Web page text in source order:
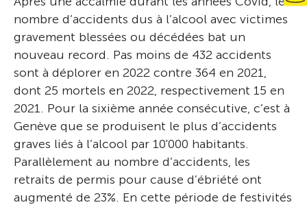
nombre d’accidents dus à l’alcool avec victimes
gravement blessées ou décédées bat un
nouveau record. Pas moins de 432 accidents
sont à déplorer en 2022 contre 364 en 2021,
dont 25 mortels en 2022, respectivement 15 en
2021. Pour la sixième année consécutive, c’est à
Genève que se produisent le plus d’accidents
graves liés à l’alcool par 10'000 habitants.
Parallèlement au nombre d’accidents, les
retraits de permis pour cause d’ébriété ont
augmenté de 23%. En cette période de festivités